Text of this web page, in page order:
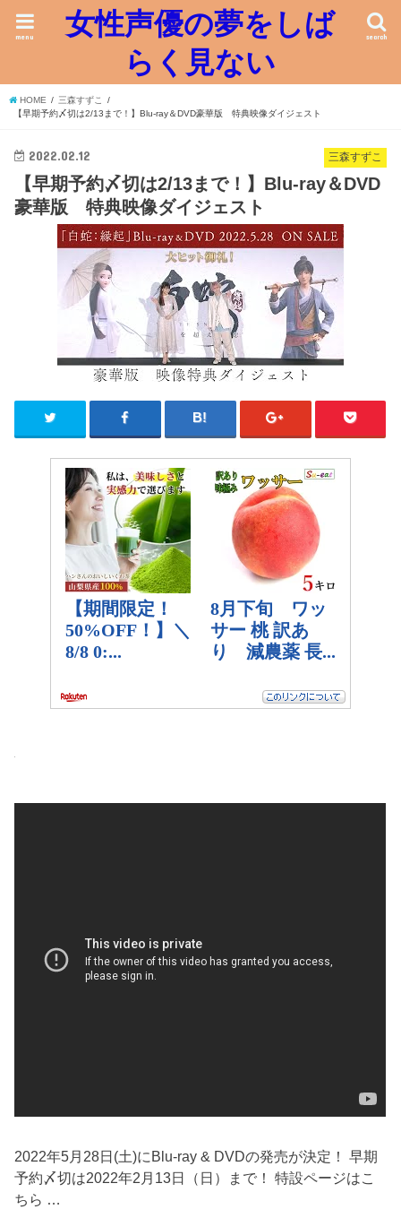
女性声優の夢をしば
らく見ない
search
menu
HOME
三森すずこ
【早期予約〆切は2/13まで！】Blu-ray＆DVD豪華版 特典映像ダイジェスト
三森すずこ
2022.02.12
【早期予約〆切は2/13まで！】Blu-ray＆DVD
豪華版 特典映像ダイジェスト
2022年5月28日(土)にBlu-ray & DVDの発売が決定！ 早期
予約〆切は2022年2月13日（日）まで！ 特設ページはこ
ちら …